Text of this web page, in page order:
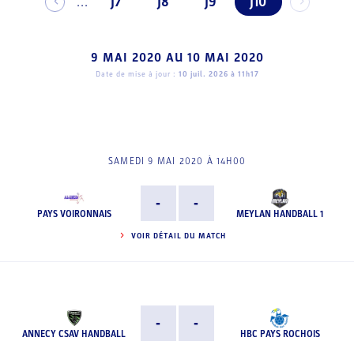
9 MAI 2020 AU 10 MAI 2020
Date de mise à jour : 10 juil. 2026 à 11h17
SAMEDI 9 MAI 2020 À 14H00
PAYS VOIRONNAIS
- -
MEYLAN HANDBALL 1
VOIR DÉTAIL DU MATCH
ANNECY CSAV HANDBALL
- -
HBC PAYS ROCHOIS